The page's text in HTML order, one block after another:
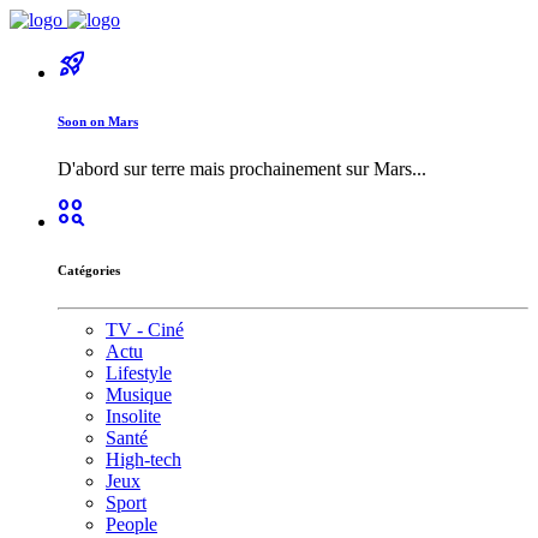
rocket_launch
Soon on Mars
D'abord sur terre mais prochainement sur Mars...
action_key
Catégories
TV - Ciné
Actu
Lifestyle
Musique
Insolite
Santé
High-tech
Jeux
Sport
People